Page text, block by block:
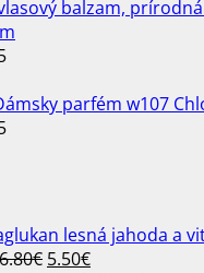
parfém w107
6.80€ Pôvodná
5.50€Aktuálna